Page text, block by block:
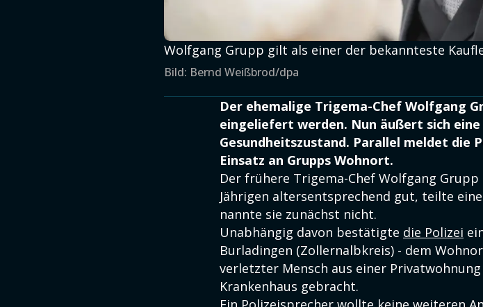
Wolfgang Grupp gilt als einer der bekannteste
Bild: Bernd Weißbrod/dpa
Der ehemalige Trigema-Chef Wolfgang
eingeliefert werden. Nun äußert sich
Gesundheitszustand. Parallel meldet die
Einsatz an Grupps Wohnort.
Der frühere Trigema-Chef Wolfgang
Jährigen altersentsprechend gut, teilte
nannte sie zunächst nicht.
Unabhängig davon bestätigte die Polizei
Burladingen (Zollernalbkreis) - dem
verletzter Mensch aus einer
Krankenhaus gebracht.